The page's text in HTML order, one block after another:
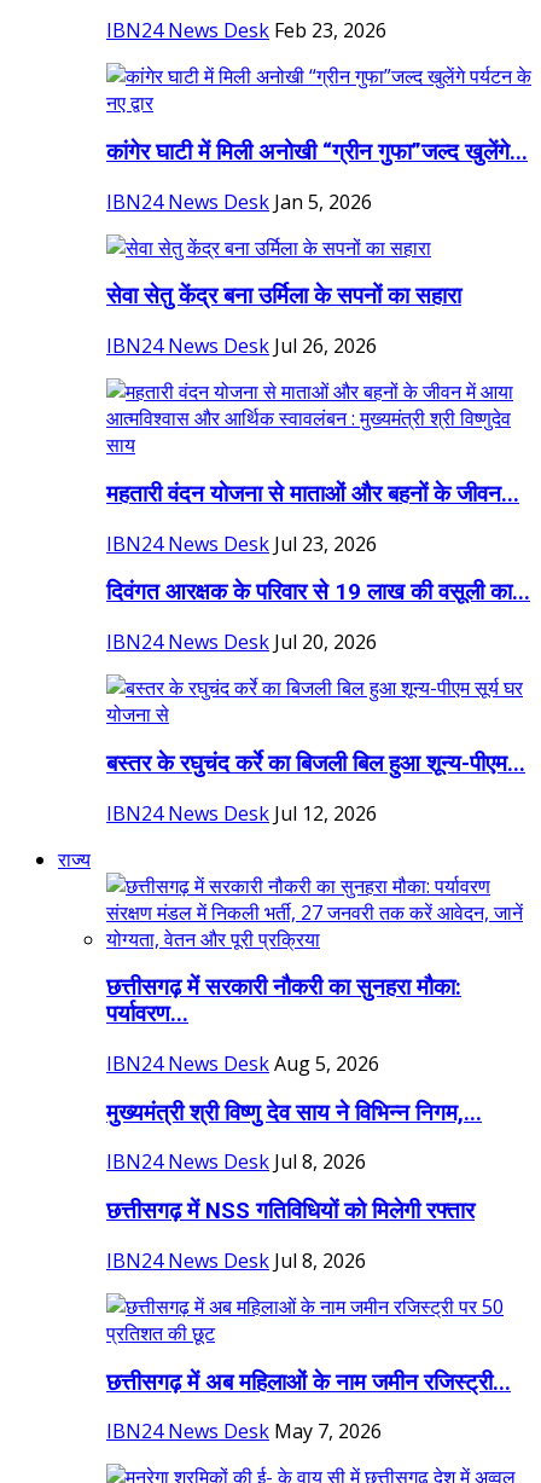
IBN24 News Desk Feb 23, 2026
कांगेर घाटी में मिली अनोखी “ग्रीन गुफा”जल्द खुलेंगे...
IBN24 News Desk Jan 5, 2026
सेवा सेतु केंद्र बना उर्मिला के सपनों का सहारा
IBN24 News Desk Jul 26, 2026
महतारी वंदन योजना से माताओं और बहनों के जीवन...
IBN24 News Desk Jul 23, 2026
दिवंगत आरक्षक के परिवार से 19 लाख की वसूली का...
IBN24 News Desk Jul 20, 2026
बस्तर के रघुचंद कर्रे का बिजली बिल हुआ शून्य-पीएम...
IBN24 News Desk Jul 12, 2026
राज्य
छत्तीसगढ़ में सरकारी नौकरी का सुनहरा मौका:
पर्यावरण...
IBN24 News DeskAug 5, 2026
मुख्यमंत्री श्री विष्णु देव साय ने विभिन्न निगम,...
IBN24 News Desk Jul 8, 2026
छत्तीसगढ़ में NSS गतिविधियों को मिलेगी रफ्तार
IBN24 News Desk Jul 8, 2026
छत्तीसगढ़ में अब महिलाओं के नाम जमीन रजिस्ट्री...
IBN24 News Desk May 7, 2026